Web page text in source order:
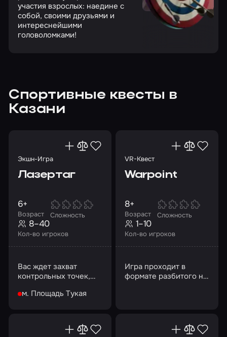
участия взрослых: наедине с
собой, своими друзьями и
интереснейшими
головоломками!
Спортивные квесты в
Казани
Экшн-Игра
Лазертаг
Возраст
6+
Сложность
Кол-во игроков
8–40
Вас ждет захват
контрольных точек,
обезвреживание
м. Площадь Тукая
VR-Квест
Warpoint
Возраст
8+
Сложность
Кол-во игроков
1–10
Игра проходит в
формате разбитого на